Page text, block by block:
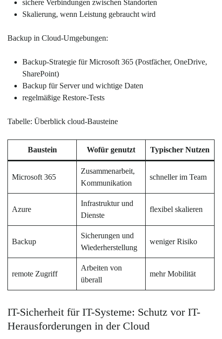
sichere Verbindungen zwischen Standorten
Skalierung, wenn Leistung gebraucht wird
Backup in Cloud-Umgebungen:
Backup-Strategie für Microsoft 365 (Postfächer, OneDrive,
SharePoint)
Backup für Server und wichtige Daten
regelmäßige Restore-Tests
Tabelle: Überblick cloud-Bausteine
Baustein Wofür genutzt Typischer Nutzen
Microsoft 365
Zusammenarbeit,
Kommunikation
schneller im Team
Azure
Infrastruktur und
Dienste
flexibel skalieren
Backup
Sicherungen und
Wiederherstellung
weniger Risiko
remote Zugriff
Arbeiten von
überall
mehr Mobilität
IT-Sicherheit für IT-Systeme: Schutz vor IT-
Herausforderungen in der Cloud